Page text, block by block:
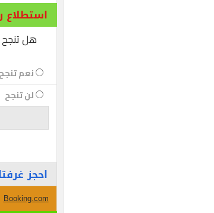
استطلاع
هل تنجح
نعم تنجح
لن تنجح
احجز
Booking.com